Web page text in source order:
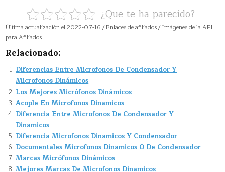
¿Que te ha parecido?
Última actualización el 2022-07-16 / Enlaces de afiliados / Imágenes de la API
para Afiliados
Relacionado:
Diferencias Entre Microfonos De Condensador Y
Microfonos Dinámicos
Los Mejores Micrófonos Dinámicos
Acople En Microfonos Dinamicos
Diferencia Entre Microfonos De Condensador Y
Dinamicos
Diferencia Microfonos Dinamicos Y Condensador
Documentales Microfonos Dinamicos O De Condensador
Marcas Micrófonos Dinámicos
Mejores Marcas De Microfonos Dinamicos